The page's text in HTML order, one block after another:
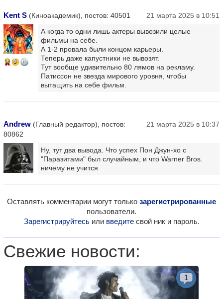
Kent S (Киноакадемик), постов: 40501 21 марта 2025 в 10:51
14
А когда то одни лишь актеры вывозили целые
фильмы на себе.
А 1-2 провала были концом карьеры.
Теперь даже капустники не вывозят.
Тут вообще удивительно 80 лямов на рекламу.
Патиссон не звезда мирового уровня, чтобы
вытащить на себе фильм.
Andrew (Главный редактор), постов:
80862
21 марта 2025 в 10:37
Ну, тут два вывода. Что успех Пон Джун-хо с
"Паразитами" был случайным, и что Warner Bros.
ничему не учится
Оставлять комментарии могут только зарегистрированные
пользователи.
Зарегистрируйтесьили введитесвой ник и пароль.
Свежие новости:
1